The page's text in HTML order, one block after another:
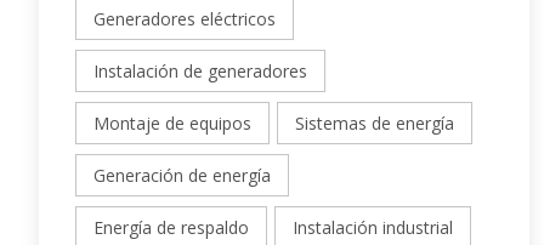
Generadores eléctricos
Instalación de generadores
Montaje de equipos Sistemas de energía
Generación de energía
Energía de respaldo Instalación industrial